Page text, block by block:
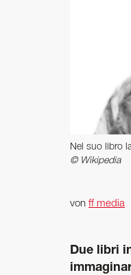
Nel suo libro
© Wikipedia
von ff media
Due libri